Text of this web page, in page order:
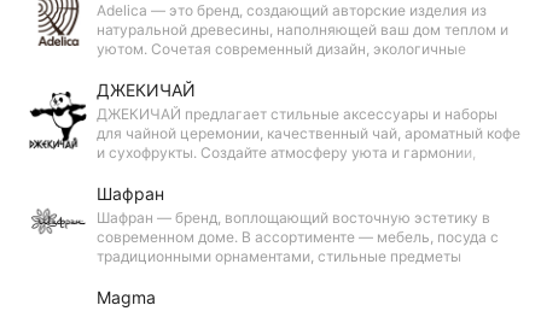
Adelica — это бренд, создающий авторские изделия из
натуральной древесины, наполняющей ваш дом теплом и
уютом. Сочетая современный дизайн, экологичные
пользу натурального дерева доступной каждому.
ДЖЕКИЧАЙ
ДЖЕКИЧАЙ предлагает стильные аксессуары и наборы
для чайной церемонии, качественный чай, ароматный кофе
и сухофрукты. Создайте атмосферу уюта и гармонии,
Шафран
Шафран — бренд, воплощающий восточную эстетику в
современном доме. В ассортименте — мебель, посуда с
традиционными орнаментами, стильные предметы
Magma